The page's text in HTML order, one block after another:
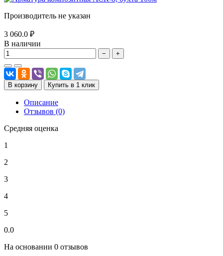
Производитель не указан
3 060.0 ₽
В наличии
− +
В корзину Купить в 1 клик
Описание
Отзывов (0)
Средняя оценка
1
2
3
4
5
0.0
На основании 0 отзывов